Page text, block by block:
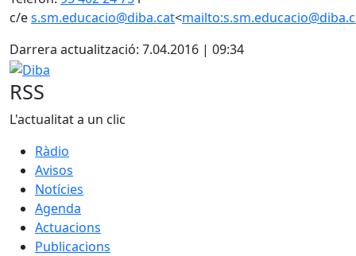
c/es.sm.educacio@diba.cat<
Darrera actualització: 7.04.2016 | 09:34
Diba
RSS
L'actualitat a un clic
Ràdio
Avisos
Notícies
Agenda
Actuacions
Publicacions